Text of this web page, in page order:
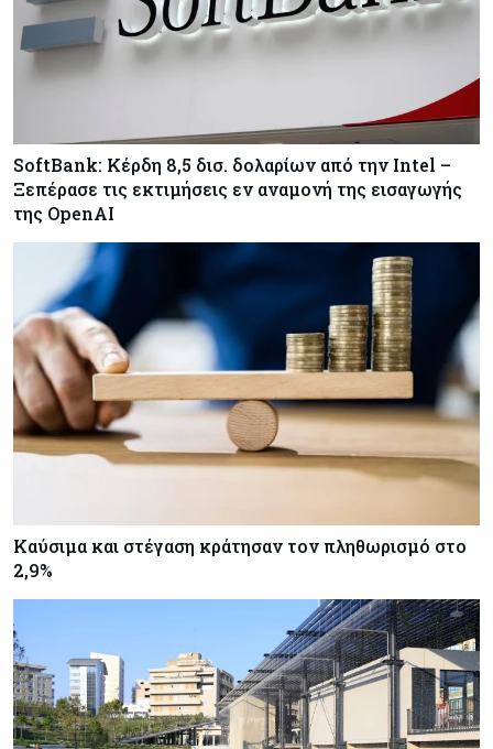
SoftBank: Κέρδη 8,5 δισ. δολαρίων από την Intel –
Ξεπέρασε τις εκτιμήσεις εν αναμονή της εισαγωγής
της OpenAI
Καύσιμα και στέγαση κράτησαν τον πληθωρισμό στο
2,9%